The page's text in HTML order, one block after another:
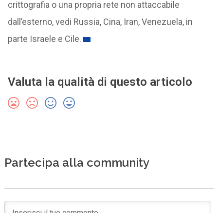
crittografia o una propria rete non attaccabile
dall’esterno, vedi Russia, Cina, Iran, Venezuela, in
parte Israele e Cile.
Valuta la qualità di questo articolo
Partecipa alla community